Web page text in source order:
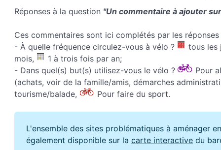
Réponses à la question "Un commentaire à ajouter
Ces commentaires sont ici complétés par les
- À quelle fréquence circulez-vous à vélo ?
tous les
mois,
1 à trois fois par an;
- Dans quel(s) but(s) utilisez-vous le vélo ?
Pour
(achats, voir de la famille/amis, démarches
tourisme/balade,
Pour faire du sport.
L'ensemble des sites problématiques à aménager
également disponible sur la carte interactive du